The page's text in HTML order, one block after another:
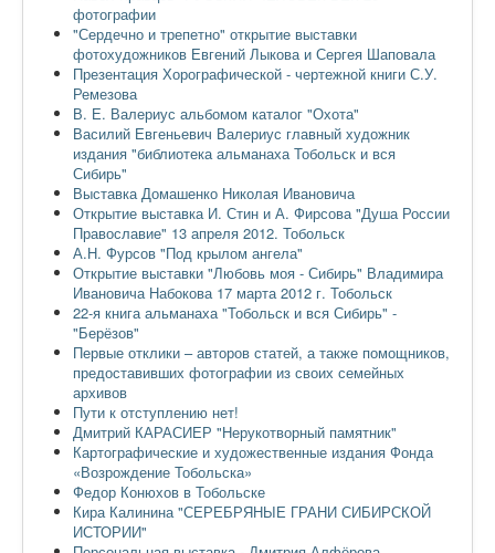
фотографии
"Сердечно и трепетно" открытие выставки
фотохудожников Евгений Лыкова и Сергея Шаповала
Презентация Хорографической - чертежной книги С.У.
Ремезова
В. Е. Валериус альбомом каталог "Охота"
Василий Евгеньевич Валериус главный художник
издания "библиотека альманаха Тобольск и вся
Сибирь"
Выставка Домашенко Николая Ивановича
Открытие выставка И. Стин и А. Фирсова "Душа России
Православие" 13 апреля 2012. Тобольск
А.Н. Фурсов "Под крылом ангела"
Открытие выставки "Любовь моя - Сибирь" Владимира
Ивановича Набокова 17 марта 2012 г. Тобольск
22-я книга альманаха "Тобольск и вся Сибирь" -
"Берёзов"
Первые отклики – авторов статей, а также помощников,
предоставивших фотографии из своих семейных
архивов
Пути к отступлению нет!
Дмитрий КАРАСИЕР "Нерукотворный памятник"
Картографические и художественные издания Фонда
«Возрождение Тобольска»
Федор Конюхов в Тобольске
Кира Калинина "СЕРЕБРЯНЫЕ ГРАНИ СИБИРСКОЙ
ИСТОРИИ"